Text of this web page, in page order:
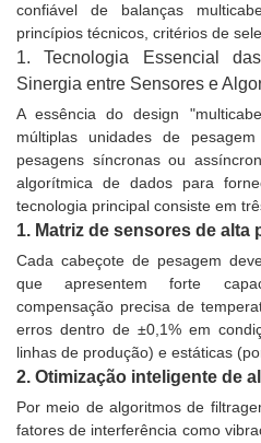
confiável de balanças
princípios técnicos, critérios de
1. Tecnologia Essencial
Sinergia entre Sensores e
A essência do design
múltiplas unidades de
pesagens síncronas ou
algorítmica de dados para
tecnologia principal consiste em
1. Matriz de sensores de alta
Cada cabeçote de pesagem
que apresentem forte
compensação precisa de
erros dentro de ±0,1% em
linhas de produção) e estáticas
2. Otimização inteligente de
Por meio de algoritmos de
fatores de interferência como